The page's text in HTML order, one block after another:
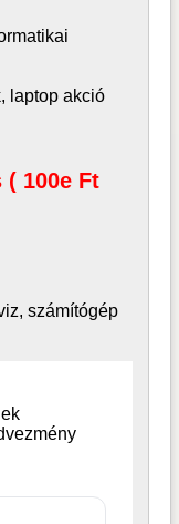
laptop akció
( 100e Ft
számítógép